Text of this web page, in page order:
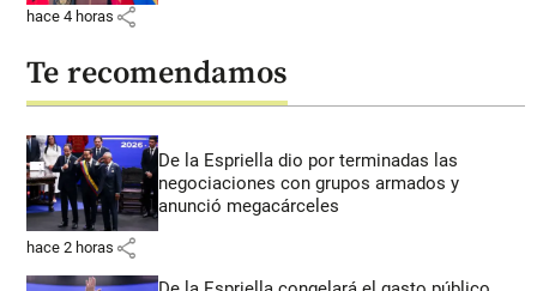
hace 4 horas share
Te recomendamos
De la Espriella dio por terminadas las
negociaciones con grupos armados y
anunció megacárceles
hace 2 horas share